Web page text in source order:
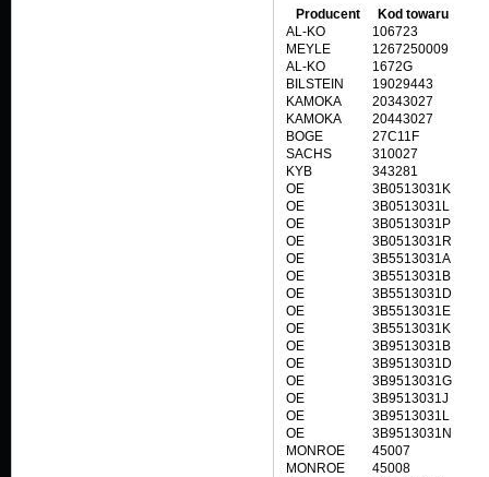
Producent
Kod towaru
AL-KO
106723
MEYLE
1267250009
AL-KO
1672G
BILSTEIN
19029443
KAMOKA
20343027
KAMOKA
20443027
BOGE
27C11F
SACHS
310027
KYB
343281
OE
3B0513031K
OE
3B0513031L
OE
3B0513031P
OE
3B0513031R
OE
3B5513031A
OE
3B5513031B
OE
3B5513031D
OE
3B5513031E
OE
3B5513031K
OE
3B9513031B
OE
3B9513031D
OE
3B9513031G
OE
3B9513031J
OE
3B9513031L
OE
3B9513031N
MONROE
45007
MONROE
45008